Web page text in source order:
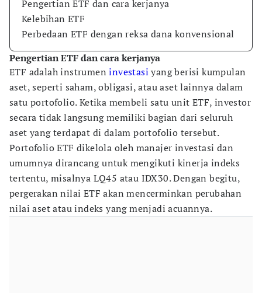
Pengertian ETF dan cara kerjanya
Kelebihan ETF
Perbedaan ETF dengan reksa dana konvensional
Pengertian ETF dan cara kerjanya
ETF adalah instrumeninvestasi yang berisi kumpulan
aset, seperti saham, obligasi, atau aset lainnya dalam
satu portofolio. Ketika membeli satu unit ETF, investor
secara tidak langsung memiliki bagian dari seluruh
aset yang terdapat di dalam portofolio tersebut.
Portofolio ETF dikelola oleh manajer investasi dan
umumnya dirancang untuk mengikuti kinerja indeks
tertentu, misalnya LQ45 atau IDX30. Dengan begitu,
pergerakan nilai ETF akan mencerminkan perubahan
nilai aset atau indeks yang menjadi acuannya.